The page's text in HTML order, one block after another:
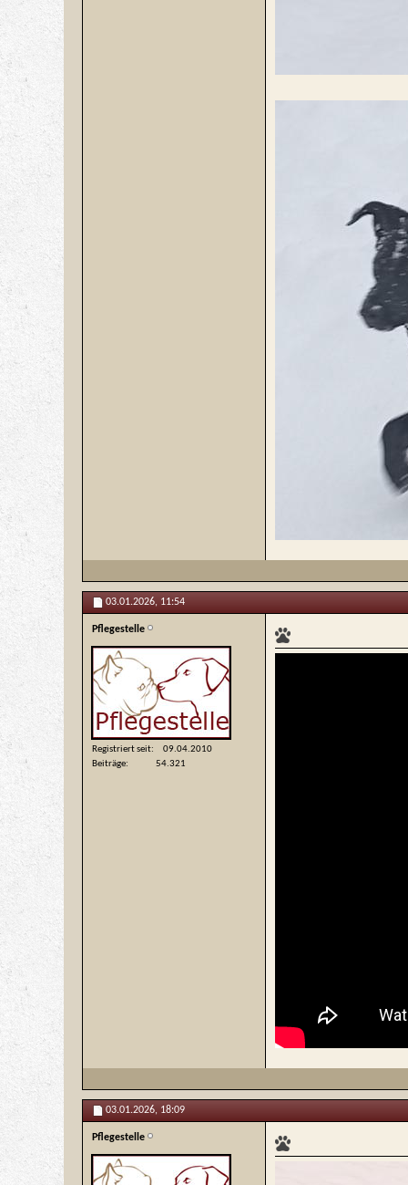
03.01.2026, 11:54
Pflegestelle
Registriert seit
09.04.2010
Beiträge
54.321
03.01.2026, 18:09
Pflegestelle